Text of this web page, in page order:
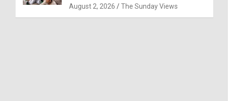
August 2, 2026 The Sunday Views